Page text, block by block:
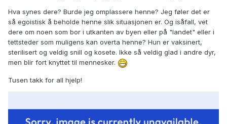
Hva synes dere? Burde jeg omplassere henne? Jeg føler det er
så egoistisk å beholde henne slik situasjonen er. Og isåfall, vet
dere om noen som bor i utkanten av byen eller på "landet" eller i
tettsteder som muligens kan overta henne? Hun er vaksinert,
sterilisert og veldig snill og kosete. Ikke så veldig glad i andre dyr,
men blir fort knyttet til mennesker.
Tusen takk for all hjelp!